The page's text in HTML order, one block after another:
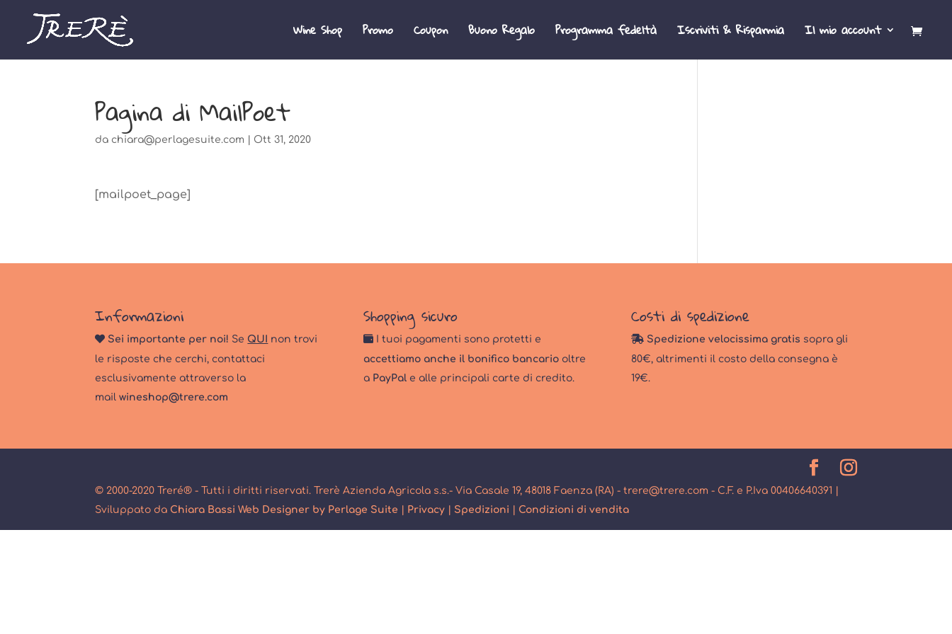
Wine Shop Promo Coupon Buono Regalo Programma fedeltà Iscriviti & Risparmia Il mio account
Pagina di MailPoet
da chiara@perlagesuite.com Ott 31, 2020
[mailpoet_page]
Informazioni
Sei importante per noi! Se QUI non trovi
le risposte che cerchi, contattaci
esclusivamente attraverso la
mailwineshop@trere.com
Shopping sicuro
I tuoi pagamenti sono protetti e
accettiamo anche il bonifico bancariooltre
a PayPale alle principali carte di credito.
Costi di spedizione
Spedizione velocissima gratis sopra gli
80€, altrimenti il costo della consegna è
19€.
© 2000-2020 Treré® - Tutti i diritti riservati. Trerè Azienda Agricola s.s.- Via Casale 19, 48018 Faenza (RA) - trere@trere.com - C.F. e P.Iva 00406640391 |
Sviluppato da Chiara Bassi Web Designer by Perlage Suite | Privacy | Spedizioni | Condizioni di vendita